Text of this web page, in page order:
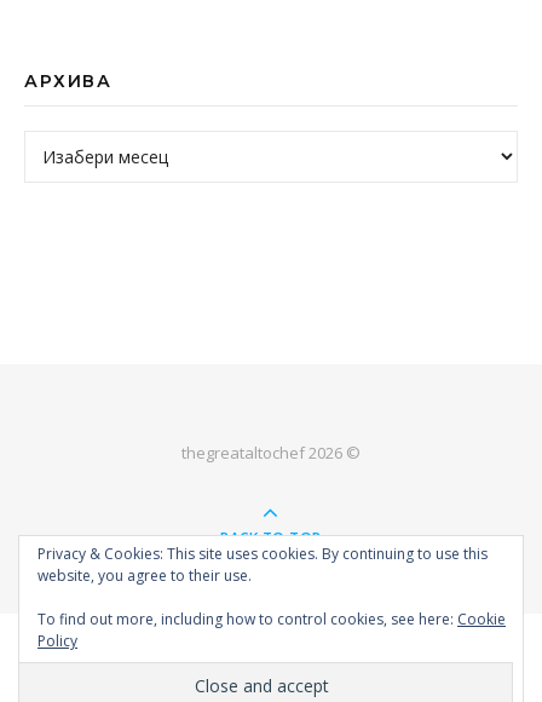
АРХИВА
Архива
thegreataltochef 2026 ©
BACK TO TOP
Privacy & Cookies: This site uses cookies. By continuing to use this
website, you agree to their use.
To find out more, including how to control cookies, see here: Cookie
Policy